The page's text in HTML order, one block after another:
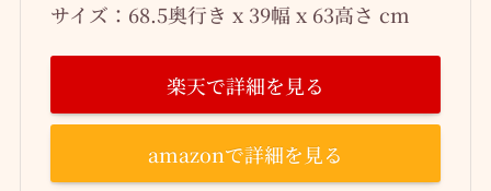
サイズ：68.5奥行き x 39幅 x 63高さ cm
楽天で詳細を見る
amazonで詳細を見る